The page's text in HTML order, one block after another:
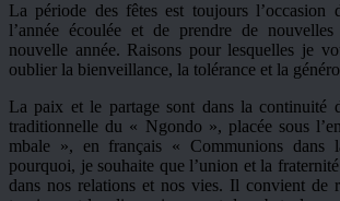
La période des fêtes est toujours
l’année écoulée et de prendre de
nouvelle année. Raisons pour lesquelles je
oublier la bienveillance, la tolérance et la
La paix et le partage sont dans la continuité
traditionnelle du « Ngondo », placée sous
mbale », en français « Communions dans
pourquoi, je souhaite que l’union et la
dans nos relations et nos vies. Il convient de